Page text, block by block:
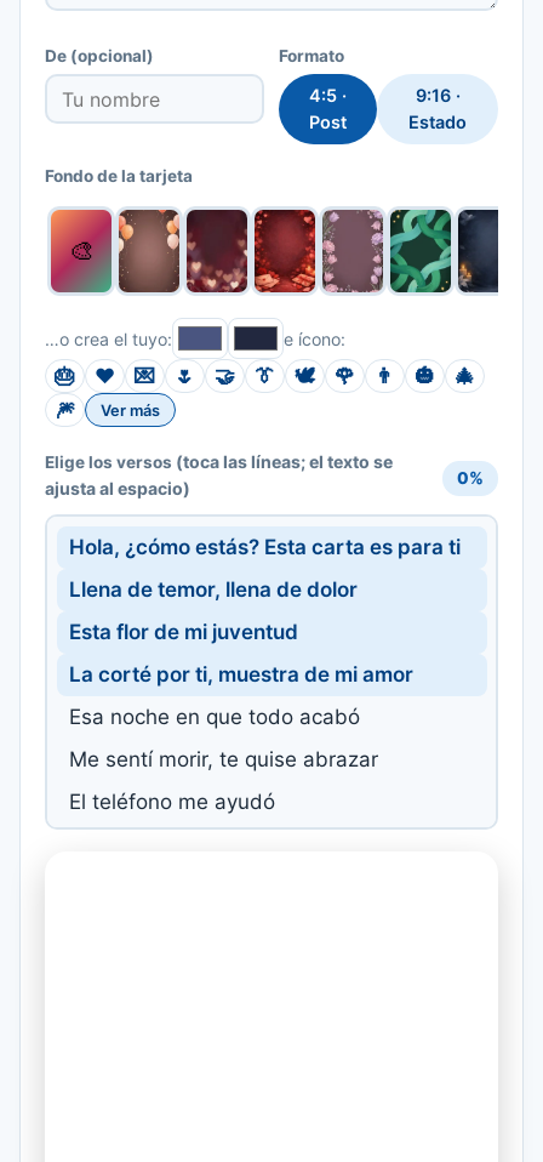
De (opcional) Formato
4:5 ·
Post
9:16 ·
Estado
Fondo de la tarjeta
🎨
…o crea el tuyo: e ícono:
🎂 ❤️ 💌 🌷 🤝 👔 🕊️ 🌹 👨 🎃
🎄
🎆
Ver más
Elige los versos (toca las líneas; el texto se
ajusta al espacio)
0%
Hola, ¿cómo estás? Esta carta es para ti
Llena de temor, llena de dolor
Esta flor de mi juventud
La corté por ti, muestra de mi amor
Esa noche en que todo acabó
Me sentí morir, te quise abrazar
El teléfono me ayudó